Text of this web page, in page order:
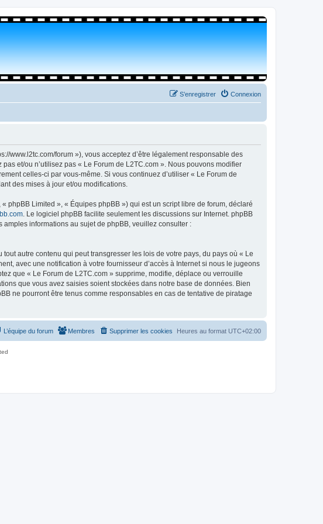
Connexion
S’enregistrer
www.l2tc.com/forum »), vous acceptez d’être légalement responsable des
et/ou n’utilisez pas « Le Forum de L2TC.com ». Nous pouvons modifier
celles-ci par vous-même. Si vous continuez d’utiliser « Le Forum de
des mises à jour et/ou modifications.
phpBB Limited », « Équipes phpBB ») qui est un script libre de forum, déclaré
. Le logiciel phpBB facilite seulement les discussions sur Internet. phpBB
amples informations au sujet de phpBB, veuillez consulter :
autre contenu qui peut transgresser les lois de votre pays, du pays où « Le
avec une notification à votre fournisseur d’accès à Internet si nous le jugeons
que « Le Forum de L2TC.com » supprime, modifie, déplace ou verrouille
que vous avez saisies soient stockées dans notre base de données. Bien
ne pourront être tenus comme responsables en cas de tentative de piratage
Heures au format UTC+02:00
Supprimer les cookies
Membres
L’équipe du forum